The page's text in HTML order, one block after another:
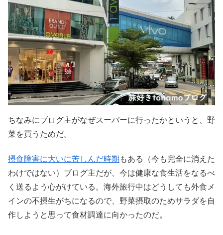
ちなみにブログ主がなぜスーパーに行ったかというと、野
菜を買うためだ。
摂食障害に大いに苦しんだ時期 もある（今も完全に消えた
わけではない）ブログ主だが、今は健康な食生活をなるべ
く送るよう心がけている。海外旅行中はどうしても外食メ
インの不摂生がちになるので、野菜摂取のためサラダを自
作しようと思って食材調達に向かったのだ。